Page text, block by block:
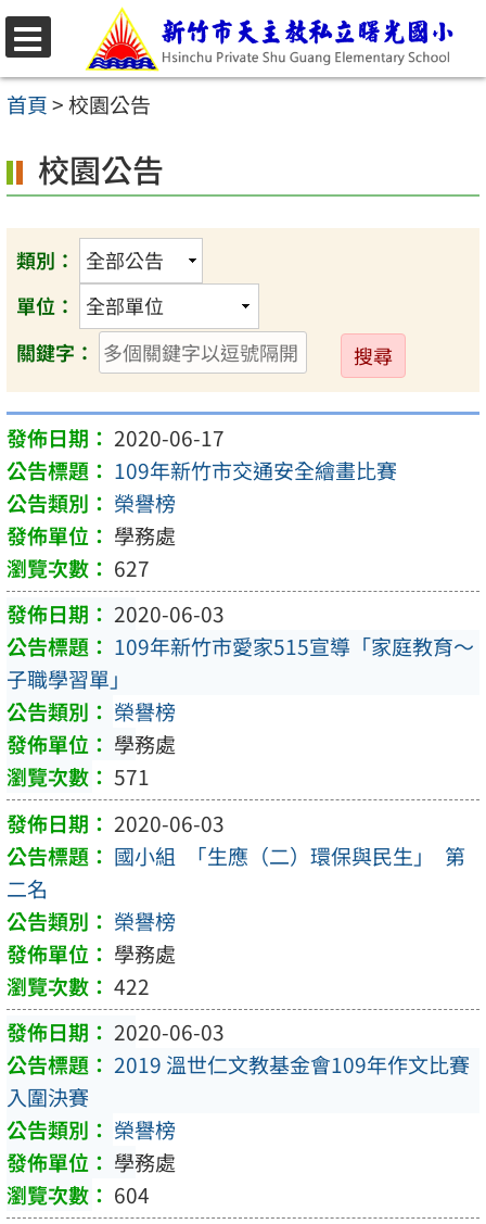
跳
至
主
內
容
選
單
首頁>校園公告
校園公告
類別：
單位：
關鍵字：
送
出
2020-06-17
109年新竹市交通安全繪畫比賽
榮譽榜
學務處
627
2020-06-03
109年新竹市愛家515宣導「家庭教育～
子職學習單」
榮譽榜
學務處
571
2020-06-03
國小組 ｢生應（二）環保與民生｣ 第
二名
榮譽榜
學務處
422
2020-06-03
2019 溫世仁文教基金會109年作文比賽
入圍決賽
榮譽榜
學務處
604